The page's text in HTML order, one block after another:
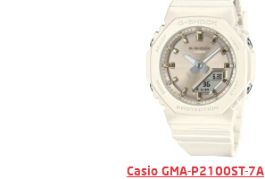
Casio GMA-P2100ST-7A